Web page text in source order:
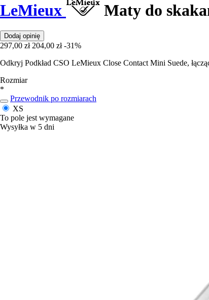
LeMieux Maty do
Dodaj opinię
297,00 zł 204,00 zł -31%
Odkryj Podkład CSO LeMieux Close Contact Mini Suede,
Rozmiar
*
Przewodnik po rozmiarach
XS
To pole jest wymagane
Wysyłka w 5 dni